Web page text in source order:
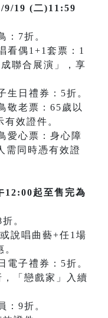
9/19 (二)11:59
：7折。
看偶1+1套票：1
聯合展演」，享
生日禮券：5折。
敬老票：65歲以
有效證件。
愛心票：身心障
需同時憑有效證
12:00起至售完為
。
說唱曲藝+任1場
電子禮券：5折。
「戀戲家」入續
：9折。